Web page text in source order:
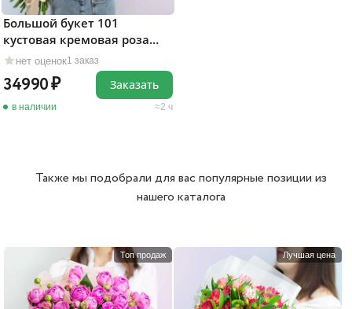
нет оценок1 заказ
Большой букет 101
кустовая кремовая роза
"Яна"
34990
в наличии 2 ч
Заказать
Также мы подобрали для вас популярные позиции из
нашего каталога
Топ продаж Лучшая цена